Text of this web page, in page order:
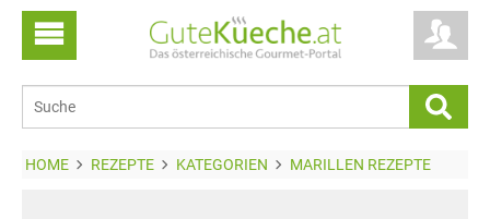
HOME REZEPTE KATEGORIEN MARILLEN REZEPTE